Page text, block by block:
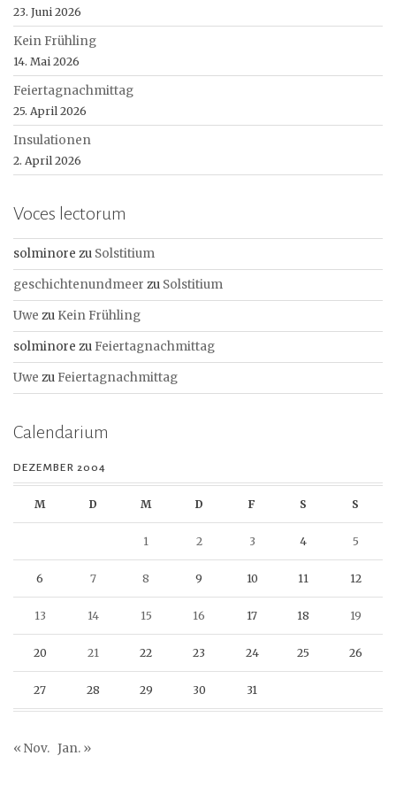
23. Juni 2026
Kein Frühling
14. Mai 2026
Feiertagnachmittag
25. April 2026
Insulationen
2. April 2026
Voces lectorum
solminore zu Solstitium
geschichtenundmeer zu Solstitium
Uwe zu Kein Frühling
solminore zu Feiertagnachmittag
Uwe zu Feiertagnachmittag
Calendarium
DEZEMBER 2004
M D M D F S S
1 2 3 4 5
6 7 8 9 10 11 12
13 14 15 16 17 18 19
20 21 22 23 24 25 26
27 28 29 30 31
« Nov. Jan. »